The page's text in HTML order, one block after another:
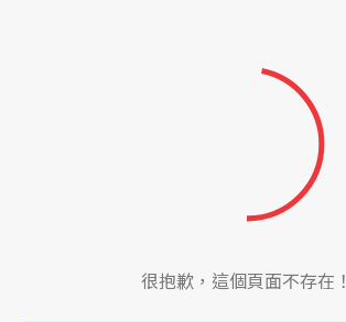
很抱歉，這個頁面不存在！